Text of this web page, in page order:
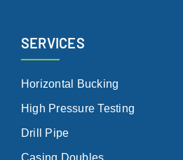
SERVICES
Horizontal Bucking
High Pressure Testing
Drill Pipe
Casing Doubles